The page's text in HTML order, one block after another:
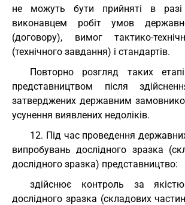
не можуть бути прийняті в разі
виконавцем робіт умов
(договору), вимог тактико-
(технічного завдання) і стандартів.
Повторно розгляд таких
представництвом після
затверджених державним
усунення виявлених недоліків.
12. Під час проведення
випробувань дослідного зразка
дослідного зразка) представництво:
здійснює контроль за якістю
дослідного зразка (складових